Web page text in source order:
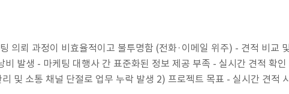
의뢰 과정이 비효율적이고 불투명함 (전화·이메일 위주) - 견적 비교
비 발생 - 마케팅 대행사 간 표준화된 정보 제공 부족 - 실시간 견적 확
및 소통 채널 단절로 업무 누락 발생 2) 프로젝트 목표 - 실시간 견적